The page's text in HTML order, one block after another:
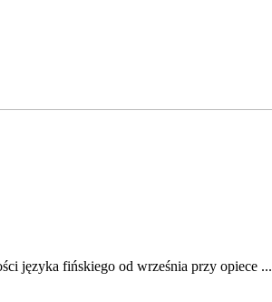
języka fińskiego od września przy opiece ...